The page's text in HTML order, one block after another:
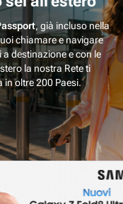
, già incluso nella
chiamare e navigare
destinazione e con le
la nostra Rete ti
in oltre 200 Paesi.